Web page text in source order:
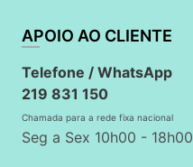
APOIO AO CLIENTE
Telefone / WhatsApp
219 831 150
Chamada para a rede fixa nacional
Seg a Sex 10h00 - 18h00